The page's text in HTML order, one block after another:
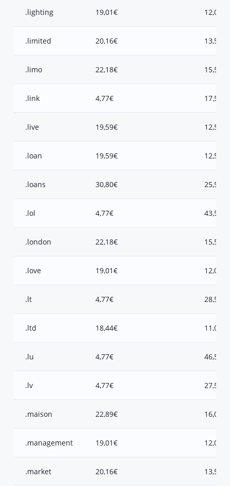
.lighting 19,01€ 12,00€
.limited 20,16€ 13,50€
.limo 22,18€ 15,50€
.link 4,77€ 17,50€
.live 19,59€ 12,50€
.loan 19,59€ 12,50€
.loans 30,80€ 25,50€
.lol 4,77€ 43,50€
.london 22,18€ 15,50€
.love 19,01€ 12,00€
.lt 4,77€ 28,50€
.ltd 18,44€ 11,00€
.lu 4,77€ 46,50€
.lv 4,77€ 27,50€
.maison 22,89€ 16,00€
.management 19,01€ 12,00€
.market 20,16€ 13,50€